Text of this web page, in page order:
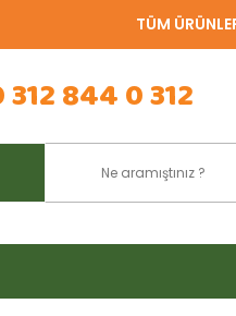
TÜM
312 844 0 312